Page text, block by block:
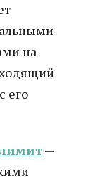
на
его
—